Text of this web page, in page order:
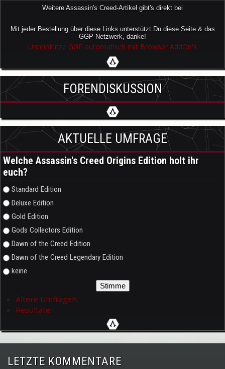
Weitere Assassin's Creed-Artikel gibt's direkt bei
Mit jeder Bestellung über diese Links unterstützt Du diese Seite & das
GGP-Netzwerk, danke!
Unterstütze GGP automatisch mit Browser AddOn's
FORENDISKUSSION
AKTUELLE UMFRAGE
Welche Assassin's Creed Origins Edition holt ihr
euch?
Auswahlmöglichkeiten
Standard Edition
Deluxe Edition
Gold Edition
Gods Collectors Edition
Dawn of the Creed Edition
Dawn of the Creed Legendary Edition
keine
Ältere Umfragen
Resultate
LETZTE KOMMENTARE